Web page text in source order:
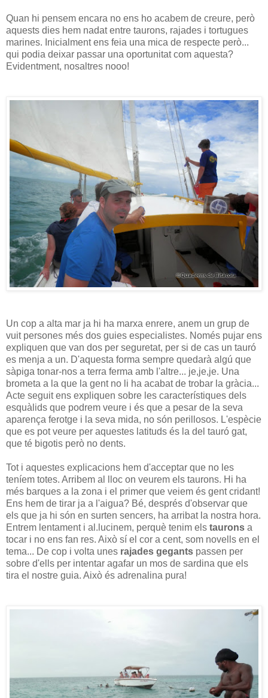
Quan hi pensem encara no ens ho acabem de creure, però
aquests dies hem nadat entre taurons, rajades i tortugues
marines. Inicialment ens feia una mica de respecte però...
qui podia deixar passar una oportunitat com aquesta?
Evidentment, nosaltres nooo!
Un cop a alta mar ja hi ha marxa enrere, anem un grup de
vuit persones més dos guies especialistes. Només pujar ens
expliquen que van dos per seguretat, per si de cas un tauró
es menja a un. D'aquesta forma sempre quedarà algú que
sàpiga tonar-nos a terra ferma amb l'altre... je,je,je. Una
brometa a la que la gent no li ha acabat de trobar la gràcia...
Acte seguit ens expliquen sobre les característiques dels
esquàlids que podrem veure i és que a pesar de la seva
aparença ferotge i la seva mida, no són perillosos. L'espècie
que es pot veure per aquestes latituds és la del tauró gat,
que té bigotis però no dents.
Tot i aquestes explicacions hem d'acceptar que no les
teníem totes. Arribem al lloc on veurem els taurons. Hi ha
més barques a la zona i el primer que veiem és gent cridant!
Ens hem de tirar ja a l'aigua? Bé, després d'observar que
els que ja hi són en surten sencers, ha arribat la nostra hora.
Entrem lentament i al.lucinem, perquè tenim els taurons a
tocar i no ens fan res. Això sí el cor a cent, som novells en el
tema... De cop i volta unes rajades gegants passen per
sobre d'ells per intentar agafar un mos de sardina que els
tira el nostre guia. Això és adrenalina pura!